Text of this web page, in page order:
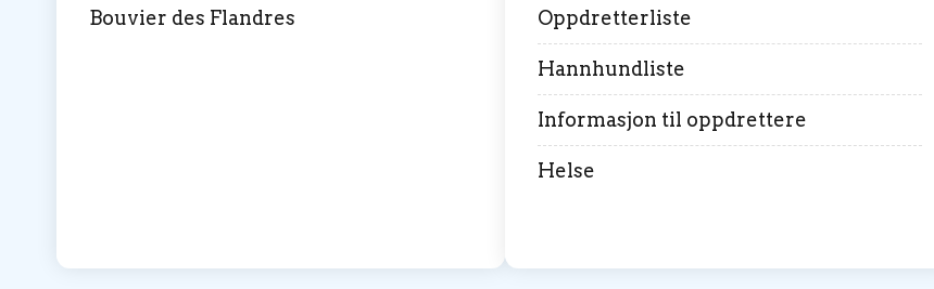
Bouvier des Flandres Oppdretterliste
Hannhundliste
Informasjon til oppdrettere
Helse